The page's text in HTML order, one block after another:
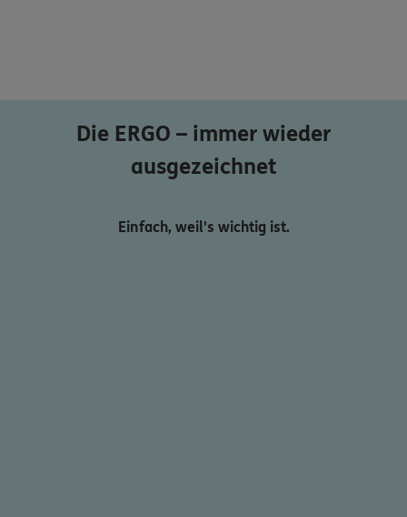
Die ERGO – immer wieder
ausgezeichnet
Einfach, weil's wichtig ist.